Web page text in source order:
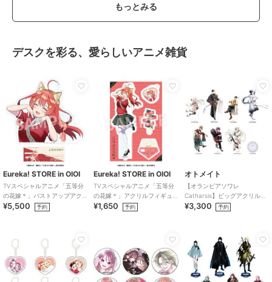
もっとみる
デスクを彩る、愛らしいアニメ雑貨
Eureka! STORE in OIOI
TVスペシャルアニメ「五等分
の花嫁＊」バストアップアク
リルメガスタンド 五月
¥5,500 予約
Eureka! STORE in OIOI
TVスペシャルアニメ「五等分
の花嫁＊」アクリルフィギュ
ア 五月
¥1,650 予約
オトメイト
【オランピアソワレ
Catharsis】ビッグアクリルス
タンド(全7種)
¥3,300 予約